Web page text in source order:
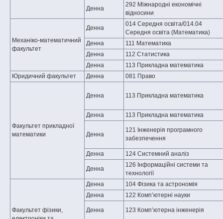
Денна
292 Міжнародні економічні
відносини
Механіко-математичний
факультет
Денна
014 Середня освіта/014.04
Середня освіта (Математика)
Денна
111 Математика
Денна
112 Статистика
Денна
113 Прикладна математика
Юридичний факультет
Денна 081 Право
Факультет прикладної
математики
Денна 113 Прикладна математика
Денна 113 Прикладна математика
Денна
121 Інженерія програмного
забезпечення
Денна 124 Системний аналіз
Денна
126 Інформаційні системи та
технології
Факультет фізики,
Денна
104 Фізика та астрономія
Денна
122 Комп’ютерні науки
Денна 123 Комп’ютерна інженерія